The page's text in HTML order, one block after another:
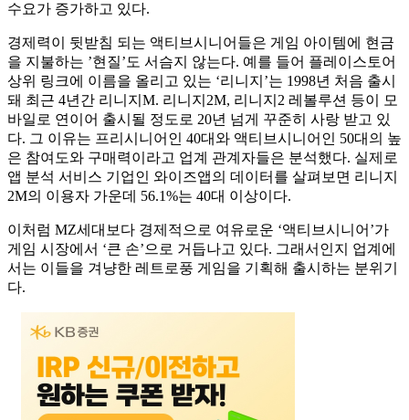
수요가 증가하고 있다.
경제력이 뒷받침 되는 액티브시니어들은 게임 아이템에 현금
을 지불하는 ’현질’도 서슴지 않는다. 예를 들어 플레이스토어
상위 링크에 이름을 올리고 있는 ‘리니지’는 1998년 처음 출시
돼 최근 4년간 리니지M. 리니지2M, 리니지2 레볼루션 등이 모
바일로 연이어 출시될 정도로 20년 넘게 꾸준히 사랑 받고 있
다. 그 이유는 프리시니어인 40대와 액티브시니어인 50대의 높
은 참여도와 구매력이라고 업계 관계자들은 분석했다. 실제로
앱 분석 서비스 기업인 와이즈앱의 데이터를 살펴보면 리니지
2M의 이용자 가운데 56.1%는 40대 이상이다.
이처럼 MZ세대보다 경제적으로 여유로운 ‘액티브시니어’가
게임 시장에서 ‘큰 손’으로 거듭나고 있다. 그래서인지 업계에
서는 이들을 겨냥한 레트로풍 게임을 기획해 출시하는 분위기
다.